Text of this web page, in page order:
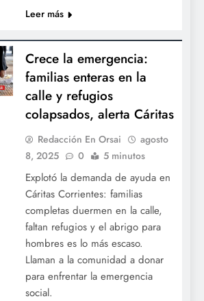
Leer más
Crece la emergencia:
familias enteras en la
calle y refugios
colapsados, alerta Cáritas
Redacción En Orsai
agosto
8, 2025
0 5 minutos
Explotó la demanda de ayuda en
Cáritas Corrientes: familias
completas duermen en la calle,
faltan refugios y el abrigo para
hombres es lo más escaso.
Llaman a la comunidad a donar
para enfrentar la emergencia
social.